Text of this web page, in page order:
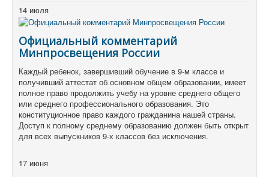
14 июля
Официальный комментарий
Минпросвещения России
Каждый ребенок, завершивший обучение в 9-м классе и
получивший аттестат об основном общем образовании, имеет
полное право продолжить учебу на уровне среднего общего
или среднего профессионального образования. Это
конституционное право каждого гражданина нашей страны.
Доступ к полному среднему образованию должен быть открыт
для всех выпускников 9-х классов без исключения.
17 июня